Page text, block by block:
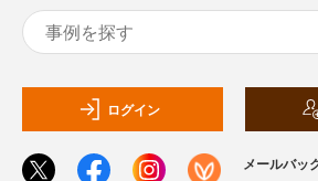
ログイン
メールバッ